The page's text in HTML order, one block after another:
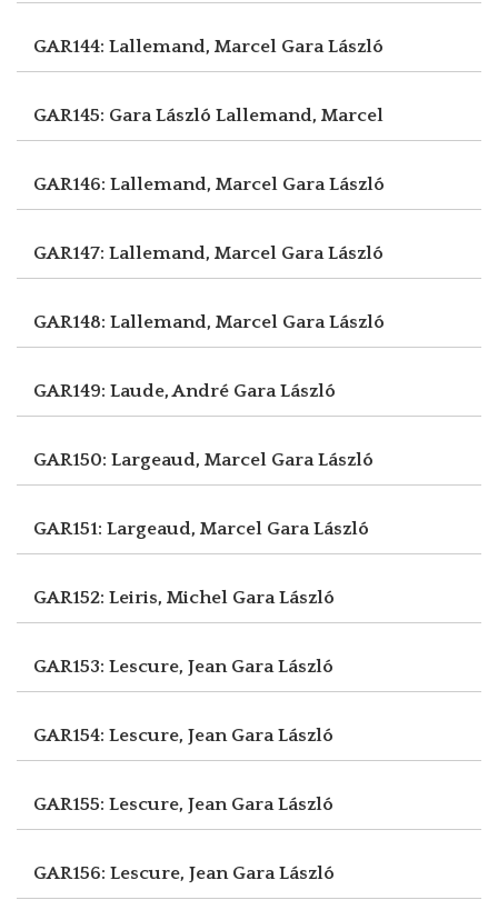
GAR144: Lallemand, Marcel Gara László
GAR145: Gara László Lallemand, Marcel
GAR146: Lallemand, Marcel Gara László
GAR147: Lallemand, Marcel Gara László
GAR148: Lallemand, Marcel Gara László
GAR149: Laude, André Gara László
GAR150: Largeaud, Marcel Gara László
GAR151: Largeaud, Marcel Gara László
GAR152: Leiris, Michel Gara László
GAR153: Lescure, Jean Gara László
GAR154: Lescure, Jean Gara László
GAR155: Lescure, Jean Gara László
GAR156: Lescure, Jean Gara László